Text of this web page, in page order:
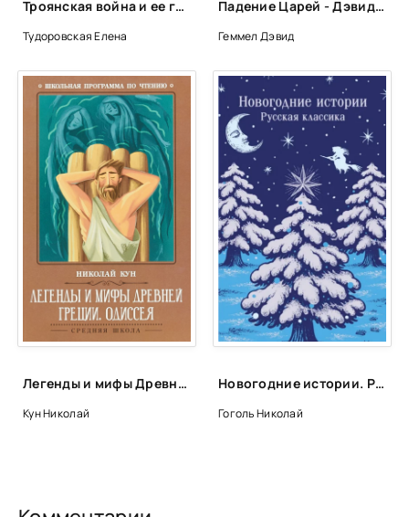
Троянская война и ее герои - Елена Тудоровская
Тудоровская Елена
Падение Царей - Дэвид Геммел, Стелла Геммел
Геммел Дэвид
Легенды и мифы Древней Греции: Одиссея - Николай Кун
Кун Николай
Новогодние истории. Русская классика
Гоголь Николай